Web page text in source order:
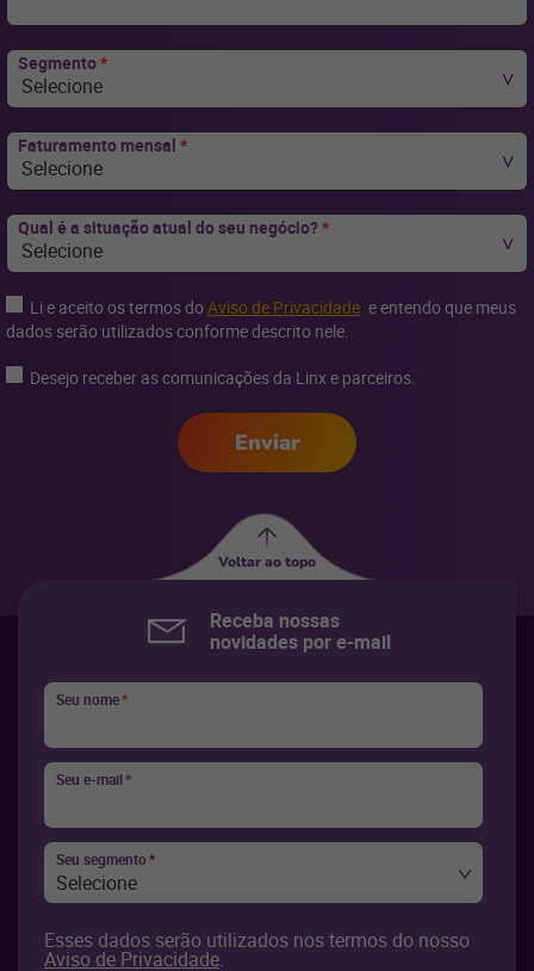
Segmento*
Selecione
Faturamento mensal *
Selecione
Qual é a situação atual do seu negócio?*
Selecione
Li e aceito os termos doAviso de Privacidade e entendo que meus
dados serão utilizados conforme descrito nele.
Desejo receber as comunicações da Linx e parceiros.
Enviar
Voltar ao topo
Receba nossas
novidades por e-mail
Seu nome*
Seu e-mail*
Seu segmento*
Selecione
Esses dados serão utilizados nos termos do nosso
Aviso de Privacidade.